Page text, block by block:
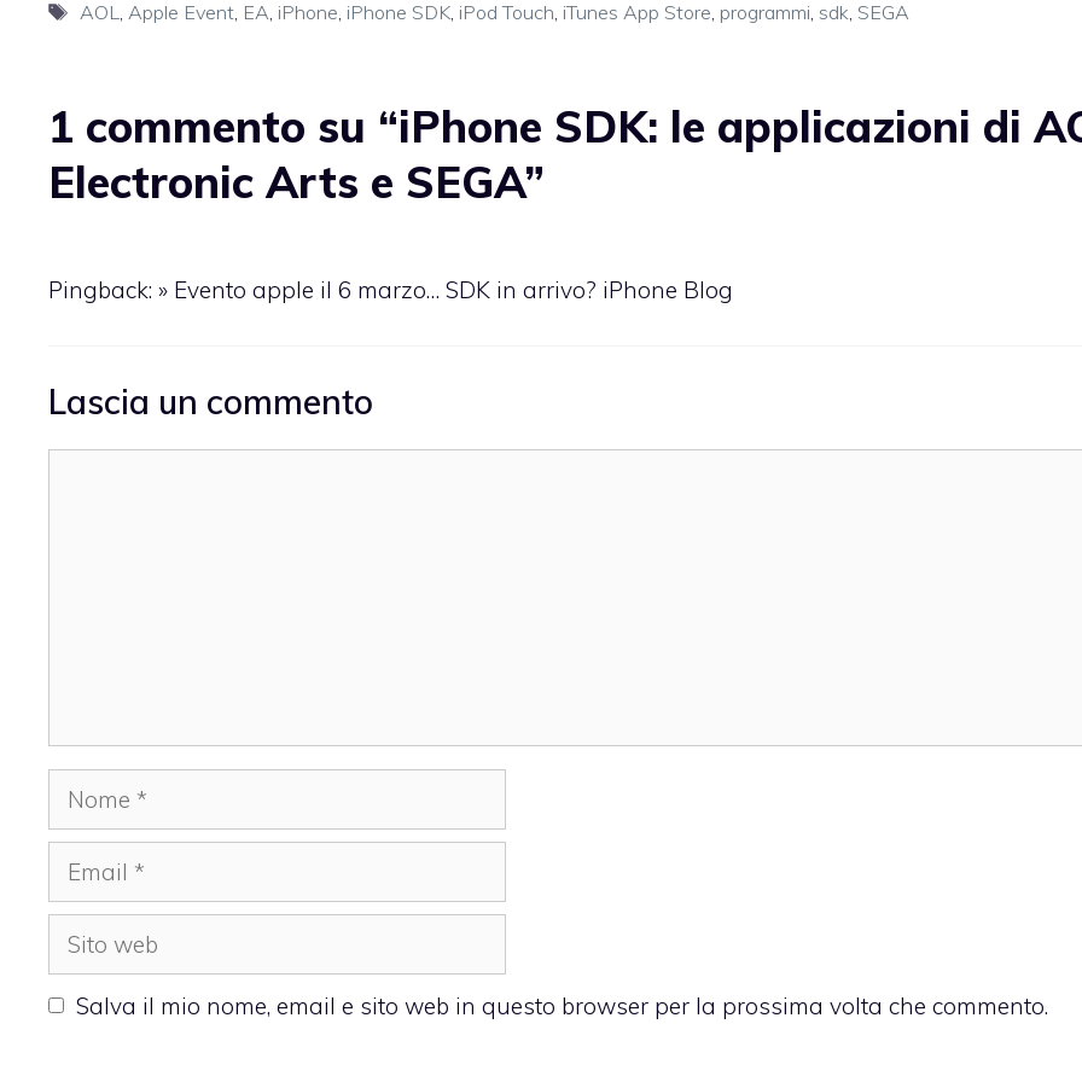
Tag
AOL, Apple Event, EA, iPhone, iPhone SDK, iPod Touch, iTunes App Store, programmi, sdk, SEGA
1 commento su “iPhone SDK: le applicazioni di
Electronic Arts e SEGA”
Pingback: » Evento apple il 6 marzo… SDK in arrivo? iPhone Blog
Lascia un commento
Nome
Email
Sito
web
Salva il mio nome, email e sito web in questo browser per la prossima volta che commento.